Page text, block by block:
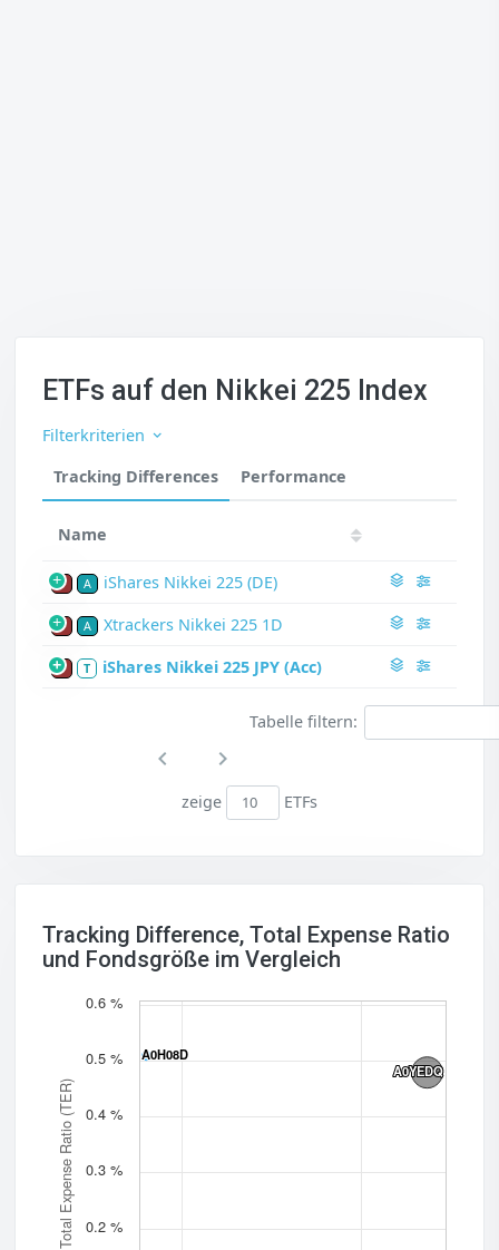
ETFs auf den Nikkei 225 Index
Filterkriterien
Tracking Differences
Performance
Name
P A iShares Nikkei 225 (DE)
P A Xtrackers Nikkei 225 1D
P T iShares Nikkei 225 JPY (Acc)
Tabelle filtern:
zeige ETFs
Tracking Difference, Total Expense Ratio
und Fondsgröße im Vergleich
Total Expense Ratio (TER)
A0H08D
A0H08D
A0YEDQ
A0YEDQ
0.2 %
0.3 %
0.4 %
0.5 %
0.6 %